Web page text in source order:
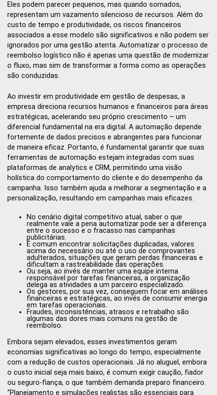
Eles podem parecer pequenos, mas quando somados,
representam um vazamento silencioso de recursos. Além do
custo de tempo e produtividade, os riscos financeiros
associados a esse modelo são significativos e não podem ser
ignorados por uma gestão atenta. Automatizar o processo de
reembolso logístico não é apenas uma questão de modernizar
o fluxo, mas sim de transformar a forma como as operações
são conduzidas.
Ao investir em produtividade em gestão de despesas, a
empresa direciona recursos humanos e financeiros para áreas
estratégicas, acelerando seu próprio crescimento – um
diferencial fundamental na era digital. A automação depende
fortemente de dados precisos e abrangentes para funcionar
de maneira eficaz. Portanto, é fundamental garantir que suas
ferramentas de automação estejam integradas com suas
plataformas de analytics e CRM, permitindo uma visão
holística do comportamento do cliente e do desempenho da
campanha. Isso também ajuda a melhorar a segmentação e a
personalização, resultando em campanhas mais eficazes.
No cenário digital competitivo atual, saber o que
realmente vale a pena automatizar pode ser a diferença
entre o sucesso e o fracasso nas campanhas
publicitárias.
É comum encontrar solicitações duplicadas, valores
acima do necessário ou até o uso de comprovantes
adulterados, situações que geram perdas financeiras e
dificultam a rastreabilidade das operações.
Ou seja, ao invés de manter uma equipe interna
responsável por tarefas financeiras, a organização
delega as atividades a um parceiro especializado.
Os gestores, por sua vez, conseguem focar em análises
financeiras e estratégicas, ao invés de consumir energia
em tarefas operacionais.
Fraudes, inconsistências, atrasos e retrabalho são
algumas das dores mais comuns na gestão de
reembolso.
Embora sejam elevados, esses investimentos geram
economias significativas ao longo do tempo, especialmente
com a redução de custos operacionais. Já no aluguel, embora
o custo inicial seja mais baixo, é comum exigir caução, fiador
ou seguro-fiança, o que também demanda preparo financeiro.
“Planejamento e simulações realistas são essenciais para